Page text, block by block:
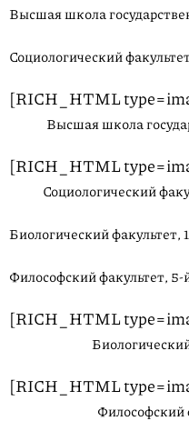
Высшая школа
Социологический
[RICH_HTML
Высшая школа
[RICH_HTML
Социологический
Биологический факультет,
Философский факультет, 5-
[RICH_HTML
[RICH_HTML
Философский